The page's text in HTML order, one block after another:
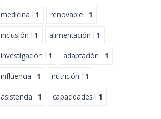
medicina 1 renovable 1
inclusión 1 alimentación 1
investigación 1 adaptación 1
influencia 1 nutrición 1
asistencia 1 capacidades 1